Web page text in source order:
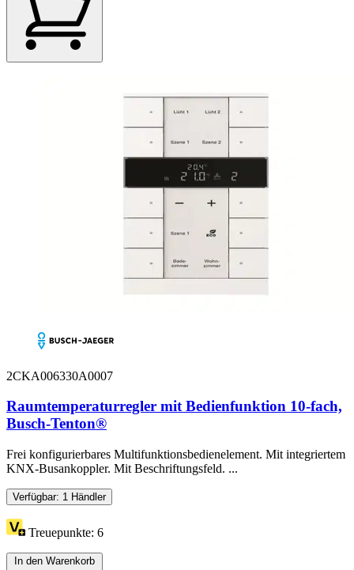
2CKA006330A0007
Raumtemperaturregler mit Bedienfunktion 10-fach,
Busch-Tenton®
Frei konfigurierbares Multifunktionsbedienelement. Mit integriertem
KNX-Busankoppler. Mit Beschriftungsfeld. ...
Verfügbar: 1 Händler
Treuepunkte: 6
In den Warenkorb